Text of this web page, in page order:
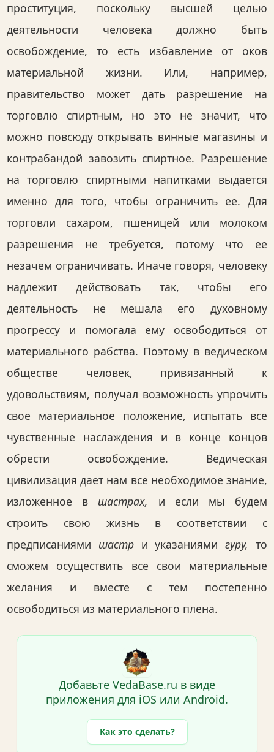
проституция, поскольку высшей целью
деятельности человека должно быть
освобождение, то есть избавление от оков
материальной жизни. Или, например,
правительство может дать разрешение на
торговлю спиртным, но это не значит, что
можно повсюду открывать винные магазины и
контрабандой завозить спиртное. Разрешение
на торговлю спиртными напитками выдается
именно для того, чтобы ограничить ее. Для
торговли сахаром, пшеницей или молоком
разрешения не требуется, потому что ее
незачем ограничивать. Иначе говоря, человеку
надлежит действовать так, чтобы его
деятельность не мешала его духовному
прогрессу и помогала ему освободиться от
материального рабства. Поэтому в ведическом
обществе человек, привязанный к
удовольствиям, получал возможность упрочить
свое материальное положение, испытать все
чувственные наслаждения и в конце концов
обрести освобождение. Ведическая
цивилизация дает нам все необходимое знание,
изложенное в шастрах,
и если мы будем
строить свою жизнь в соответствии с
предписаниями шастри указаниямигуру, то
сможем осуществить все свои материальные
желания и вместе с тем постепенно
освободиться из материального плена.
Добавьте VedaBase.ru в виде
приложения для iOS или Android.
Как это сделать?